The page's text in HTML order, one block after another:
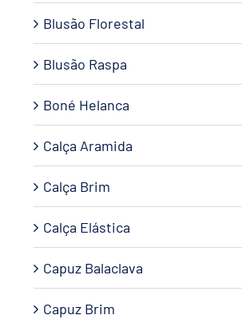
Blusão Florestal
Blusão Raspa
Boné Helanca
Calça Aramida
Calça Brim
Calça Elástica
Capuz Balaclava
Capuz Brim